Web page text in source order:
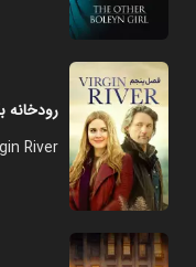
رودخانه
River